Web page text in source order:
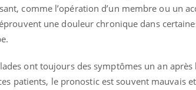
comme l’opération d’un membre ou un
une douleur chronique dans
ont toujours des symptômes un an
patients, le pronostic est souvent mauvais